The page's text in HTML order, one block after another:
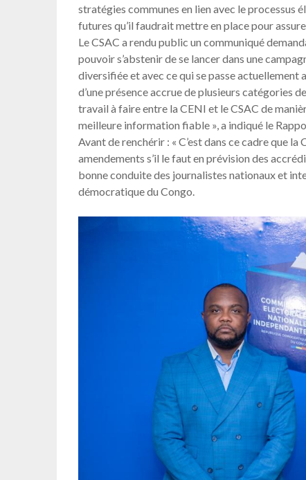
stratégies communes en lien avec le processus
futures qu’il faudrait mettre en place pour
Le CSAC a rendu public un communiqué
pouvoir s’abstenir de se lancer dans une
diversifiée et avec ce qui se passe actuellement
d’une présence accrue de plusieurs catégories
travail à faire entre la CENI et le CSAC de
meilleure information fiable », a indiqué le
Avant de renchérir : « C’est dans ce cadre que
amendements s’il le faut en prévision des
bonne conduite des journalistes nationaux et
démocratique du Congo.